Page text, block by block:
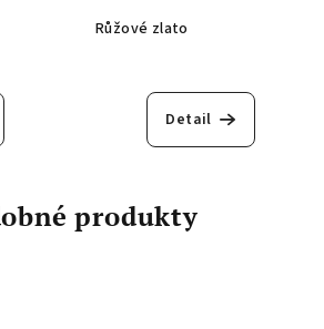
Růžové zlato
Detail
produkty